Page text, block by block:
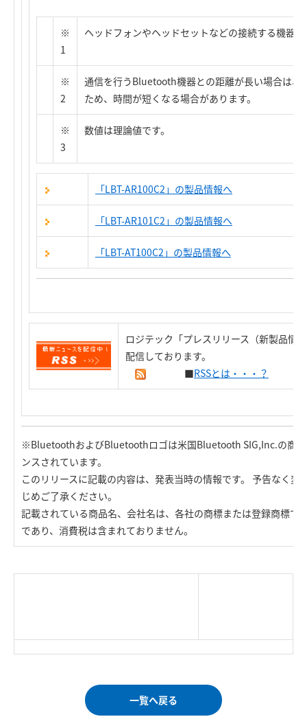
※
1
ヘッドフォンやヘッドセットなどの接続する機器
※
2
通信を行うBluetooth機器との距離が長い場合は、
ため、時間が短くなる場合があります。
※
3
数値は理論値です。
「LBT-AR100C2」の製品情報へ
「LBT-AR101C2」の製品情報へ
「LBT-AT100C2」の製品情報へ
ロジテック「プレスリリース（新製品情
配信しております。
■RSSとは・・・？
※BluetoothおよびBluetoothロゴは米国Bluetooth SIG,Inc.の商
ンスされています。
このリリースに記載の内容は、発表当時の情報です。 予告なく
じめご了承ください。
記載されている商品名、会社名は、各社の商標または登録商標で
であり、消費税は含まれておりません。
一覧へ戻る